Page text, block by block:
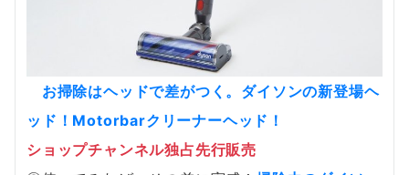
お掃除はヘッドで差がつく。ダイソンの新登場ヘ
ッド！Motorbarクリーナーヘッド！
ショップチャンネル独占先行販売